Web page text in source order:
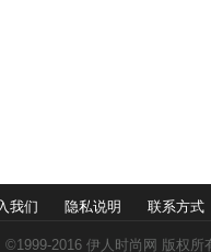
我们 隐私说明 联系方式
©1999-2016 伊人时尚网 版权所